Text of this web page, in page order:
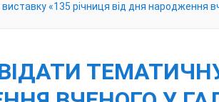
«135 річниця від дня народження